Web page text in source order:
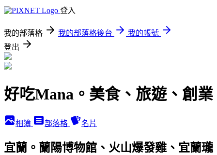
登入
我的部落格 我的部落格後台
我的帳號
登出
好吃Mana。美食、旅遊、創業
相簿 部落格 名片
宜蘭。蘭陽博物館、火山爆發雞、宜蘭瓏